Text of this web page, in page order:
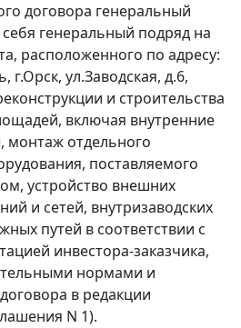
договора генеральный
генеральный подряд на
расположенного по адресу:
г.Орск, ул.Заводская, д.6,
и строительства
включая внутренние
отдельного
поставляемого
устройство внешних
и сетей, внутризаводских
путей в соответствии с
инвестора-заказчика,
нормами и
в редакции
N 1).